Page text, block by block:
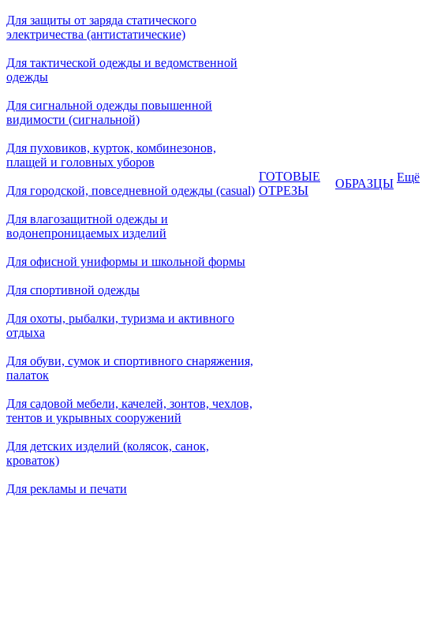
Для защиты от заряда статического
электричества (антистатические)
Для тактической одежды и ведомственной
одежды
Для сигнальной одежды повышенной
видимости (сигнальной)
Для пуховиков, курток, комбинезонов,
плащей и головных уборов
Для городской, повседневной одежды (casual)
Для влагозащитной одежды и
водонепроницаемых изделий
Для офисной униформы и школьной формы
Для спортивной одежды
Для охоты, рыбалки, туризма и активного
отдыха
Для обуви, сумок и спортивного снаряжения,
палаток
Для садовой мебели, качелей, зонтов, чехлов,
тентов и укрывных сооружений
Для детских изделий (колясок, санок,
кроваток)
Для рекламы и печати
ГОТОВЫЕ
ОТРЕЗЫ
ОБРАЗЦЫ Ещё